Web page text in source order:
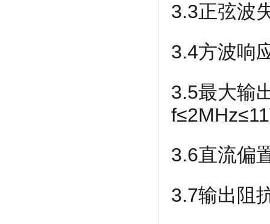
3.3正弦波
3.4方波响
3.5最大输
3.6直流偏
3.7输出阻